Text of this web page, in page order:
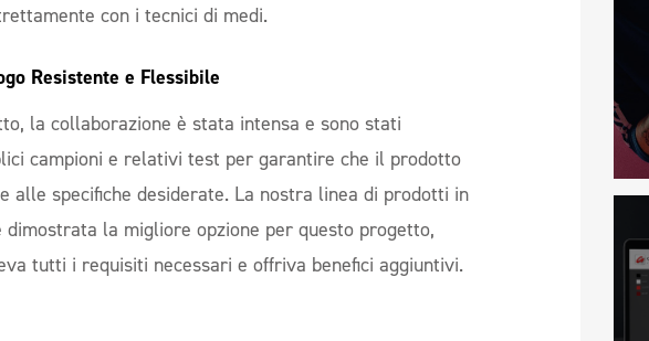
con i tecnici di medi.
Resistente e Flessibile
la collaborazione è stata intensa e sono stati
campioni e relativi test per garantire che il prodotto
alle specifiche desiderate. La nostra linea di prodotti in
dimostrata la migliore opzione per questo progetto,
tutti i requisiti necessari e offriva benefici aggiuntivi.